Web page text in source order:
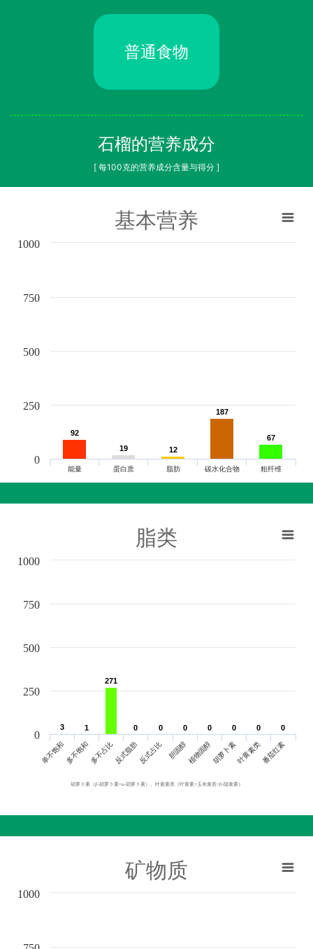
普通食物
石榴的营养成分
[ 每100克的营养成分含量与得分 ]
基本营养
92
92
19
19 12
12
187
187
67
67
能量 蛋白质 脂肪 碳水化合物 粗纤维
0
250
500
750
1000
脂类
胡萝卜素（β-胡萝卜素+α-胡萝卜素）、叶黄素类（叶黄素+玉米黄质+β-隐黄素）
3
3 1
1
271
271
0
0 0
0 0
0 0
0 0
0 0
0 0
0
单不饱和多不饱和多不占比反式脂肪反式占比 胆固醇植物固醇胡萝卜素叶黄素类番茄红素
0
250
500
750
1000
矿物质
1000